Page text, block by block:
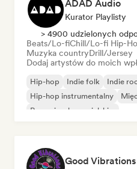
ADAD Audio
Kurator Playlisty
> 4900 udzielonych
Beats/Lo-fiChill/Lo-fi Hip-
Muzyka countryDrill/Jersey
Dodaj artystów do moich
Hip-hop Indie folk Indie
Hip-hop instrumentalny
Rap w języku angielskim
Good